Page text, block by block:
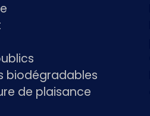
biodégradables
de plaisance